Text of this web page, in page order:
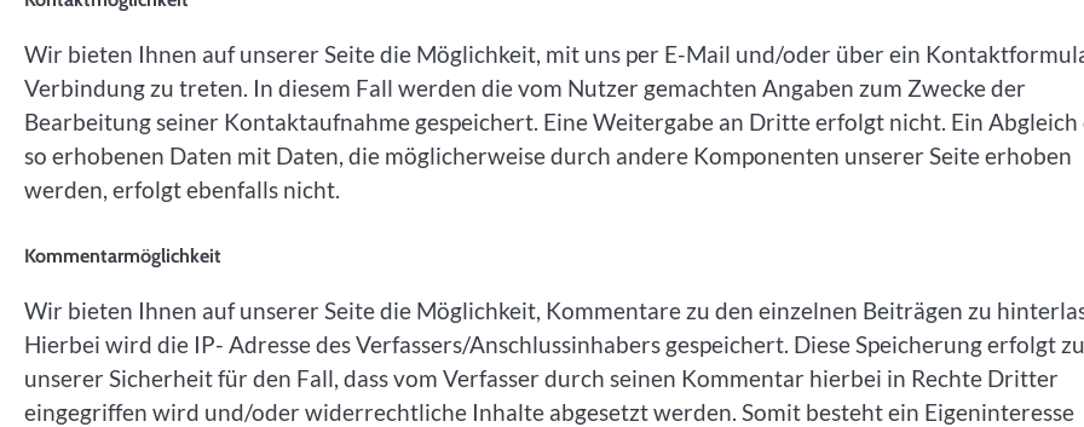
Wir bieten Ihnen auf unserer Seite die Möglichkeit, mit uns per E-Mail und/oder über ein
Verbindung zu treten. In diesem Fall werden die vom Nutzer gemachten Angaben zum Zwecke der
Bearbeitung seiner Kontaktaufnahme gespeichert. Eine Weitergabe an Dritte erfolgt nicht. Ein Abgleich
so erhobenen Daten mit Daten, die möglicherweise durch andere Komponenten unserer Seite erhoben
werden, erfolgt ebenfalls nicht.
Kommentarmöglichkeit
Wir bieten Ihnen auf unserer Seite die Möglichkeit, Kommentare zu den einzelnen Beiträgen zu
Hierbei wird die IP- Adresse des Verfassers/Anschlussinhabers gespeichert. Diese Speicherung erfolgt zu
unserer Sicherheit für den Fall, dass vom Verfasser durch seinen Kommentar hierbei in Rechte Dritter
eingegriffen wird und/oder widerrechtliche Inhalte abgesetzt werden. Somit besteht ein Eigeninteresse